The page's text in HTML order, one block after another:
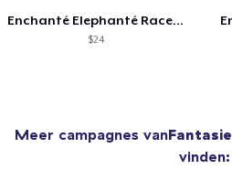
Enchanté Elephanté Racerback Tanktop
$24
Meer campagnes vanFantasie
vinden: